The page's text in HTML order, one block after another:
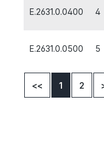
E.2631.0.0400 4
E.2631.0.0500 5
<< 1 2